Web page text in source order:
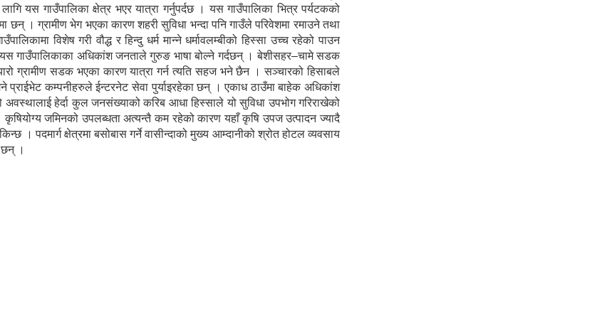
यस गाउँपालिका क्षेत्र भएर यात्रा गर्नुपर्दछ । यस गाउँपालिका भित्र पर्यटकको
। ग्रामीण भेग भएका कारण शहरी सुविधा भन्दा पनि गाउँले परिवेशमा रमाउने तथा
विशेष गरी वौद्ध र हिन्दु धर्म मान्ने धर्मावलम्बीको हिस्सा उच्च रहेको पाउन
गाउँपालिकाका अधिकांश जनताले गुरुङ भाषा बोल्ने गर्दछन् । बेशीसहर–चामे सडक
ग्रामीण सडक भएका कारण यात्रा गर्न त्यति सहज भने छैन । सञ्चारको हिसाबले
कम्पनीहरुले ईन्टरनेट सेवा पुर्याइरहेका छन् । एकाध ठाउँमा बाहेक अधिकांश
हेर्दा कुल जनसंख्याको करिब आधा हिस्साले यो सुविधा उपभोग गरिराखेको
जमिनको उपलब्धता अत्यन्तै कम रहेको कारण यहाँ कृषि उपज उत्पादन ज्यादै
पदमार्ग क्षेत्रमा बसोबास गर्ने वासीन्दाको मुख्य आम्दानीको श्रोत होटल व्यवसाय
छन् ।